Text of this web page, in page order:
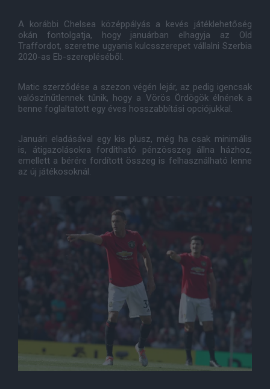
A korábbi Chelsea középpályás a kevés játéklehetőség
okán fontolgatja, hogy januárban elhagyja az Old
Traffordot, szeretne ugyanis kulcsszerepet vállalni Szerbia
2020-as Eb-szerepléséből.
Matic szerződése a szezon végén lejár, az pedig igencsak
valószínűtlennek tűnik, hogy a Vörös Ördögök élnének a
benne foglaltatott egy éves hosszabbítási opciójukkal.
Januári eladásával egy kis plusz, még ha csak minimális
is, átigazolásokra fordítható pénzösszeg állna házhoz,
emellett a bérére fordított összeg is felhasználható lenne
az új játékosoknál.